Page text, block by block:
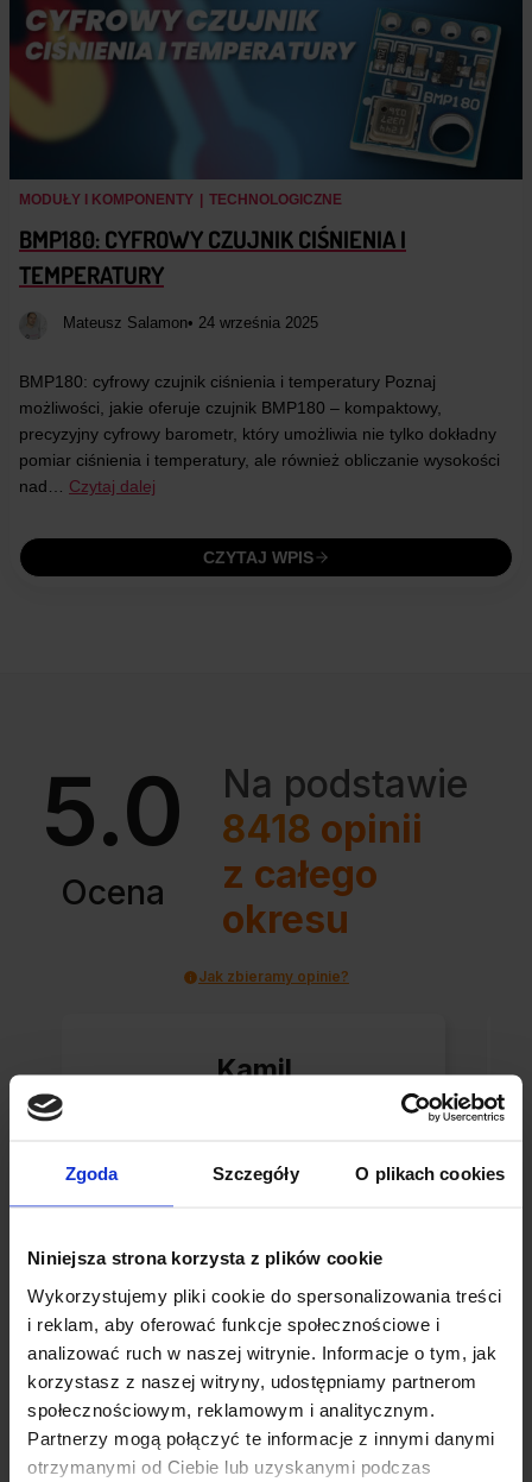
Zgoda Szczegóły O plikach cookies
Niniejsza strona korzysta z plików cookie
Wykorzystujemy pliki cookie do spersonalizowania treści
i reklam, aby oferować funkcje społecznościowe i
analizować ruch w naszej witrynie. Informacje o tym, jak
korzystasz z naszej witryny, udostępniamy partnerom
społecznościowym, reklamowym i analitycznym.
Partnerzy mogą połączyć te informacje z innymi danymi
otrzymanymi od Ciebie lub uzyskanymi podczas
MODUŁY I KOMPONENTY TECHNOLOGICZNE
BMP180: CYFROWY CZUJNIK CIŚNIENIA I
TEMPERATURY
Mateusz Salamon• 24 września 2025
BMP180: cyfrowy czujnik ciśnienia i temperatury Poznaj
możliwości, jakie oferuje czujnik BMP180 – kompaktowy,
precyzyjny cyfrowy barometr, który umożliwia nie tylko dokładny
pomiar ciśnienia i temperatury, ale również obliczanie wysokości
nad… Czytaj dalej
CZYTAJ WPIS
5.0
Ocena
Na podstawie
8418 opinii
z całego
okresu
Jak zbieramy opinie?
Kamil
Super sklep
0 0
dzisiaj